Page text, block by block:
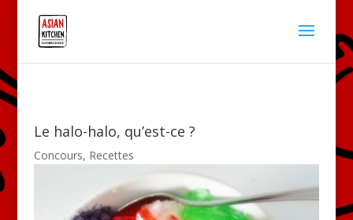
Le halo-halo, qu’est-ce ?
Concours, Recettes